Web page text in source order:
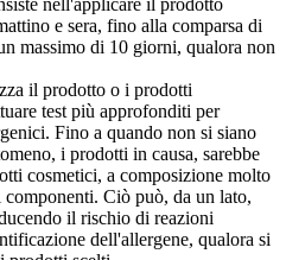
nell'applicare il prodotto
e sera, fino alla comparsa di
massimo di 10 giorni, qualora non
il prodotto o i prodotti
test più approfonditi per
Fino a quando non si siano
i prodotti in causa, sarebbe
cosmetici, a composizione molto
componenti. Ciò può, da un lato,
il rischio di reazioni
dell'allergene, qualora si